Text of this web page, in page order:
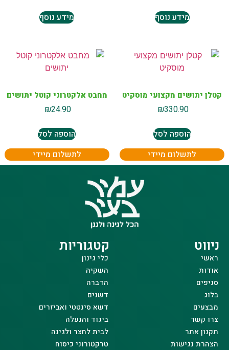
מידע נוסף
מידע נוסף
קטלן יתושים מקצועי מוסקיט
₪330.90
הוספה לסל
לתשלום מיידי
מחבט אלקטרוני קוטל יתושים
₪24.90
הוספה לסל
לתשלום מיידי
ניווט
ראשי
אודות
סניפים
בלוג
מבצעים
צרו קשר
תקנון אתר
הצהרת נגישות
קטגוריות
כלי גינון
השקיה
הדברה
דשנים
דשא סינטטי ואביזרים
ביגוד והנעלה
לבית לחצר ולגינה
טרקטורוני כיסוח